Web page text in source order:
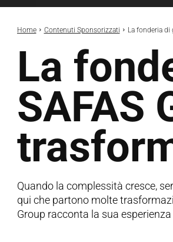
Home Contenuti Sponsorizzati La fonderia di
La
SAFAS
Quando la complessità cresce,
qui che partono molte
Group racconta la sua